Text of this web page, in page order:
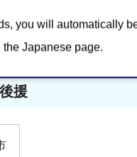
you will automatically
the Japanese page.
外部サイトへリンク）
援